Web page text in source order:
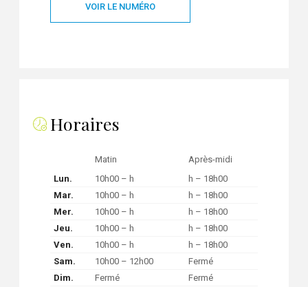
VOIR LE NUMÉRO
Horaires
Matin
Après-midi
Lun.
10h00 – h
h – 18h00
Mar.
10h00 – h
h – 18h00
Mer.
10h00 – h
h – 18h00
Jeu.
10h00 – h
h – 18h00
Ven.
10h00 – h
h – 18h00
Sam.
10h00 – 12h00
Fermé
Dim.
Fermé Fermé